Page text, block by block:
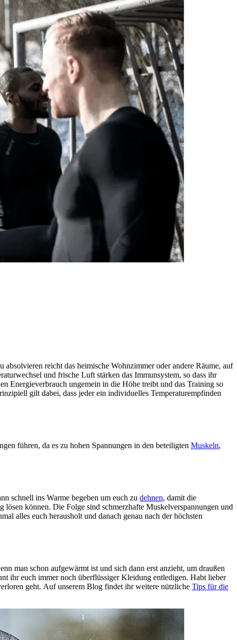
reicht das heimische Wohnzimmer oder andere Räume, auf
und frische Luft stärken das Immunsystem, so dass ihr
Energieverbrauch ungemein in die Höhe treibt und das Training so
gilt dabei, dass jeder ein individuelles Temperaturempfinden
führen, da es zu hohen Spannungen in den beteiligten Muskeln,
schnell ins Warme begeben um euch zu dehnen, damit die
können. Die Folge sind schmerzhafte Muskelverspannungen und
alles euch herausholt und danach genau nach der höchsten
man schon aufgewärmt ist und sich dann erst anzieht, um draußen
ihr euch immer noch überflüssiger Kleidung entledigen. Habt lieber
geht. Auf unserem Blog findet ihr weitere nützliche Tips für die